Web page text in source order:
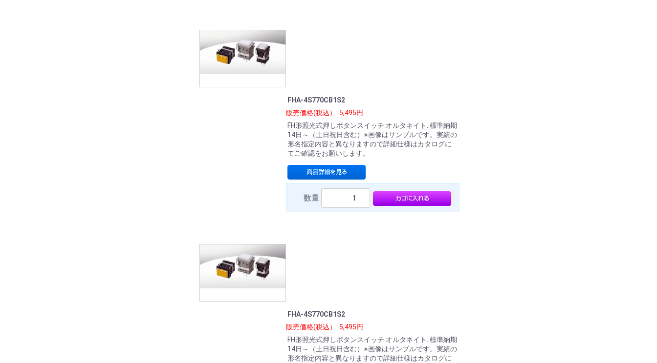
FHA-4S770CB1S2
販売価格(税込）: 5,495円
FH形照光式押しボタンスイッチ.オルタネイト.:標準納期
14日～（土日祝日含む）※画像はサンプルです。実績の
形名指定内容と異なりますので詳細仕様はカタログに
てご確認をお願いします。
数量
FHA-4S770CB1S2
販売価格(税込）: 5,495円
FH形照光式押しボタンスイッチ.オルタネイト.:標準納期
14日～（土日祝日含む）※画像はサンプルです。実績の
形名指定内容と異なりますので詳細仕様はカタログに